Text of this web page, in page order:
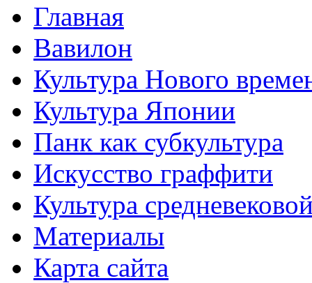
Главная
Вавилон
Культура Нового
Культура Японии
Панк как субкультура
Искусство граффити
Культура
Материалы
Карта сайта